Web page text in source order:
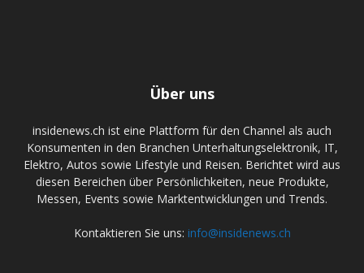
Über uns
insidenews.ch ist eine Plattform für den Channel als auch
Konsumenten in den Branchen Unterhaltungselektronik, IT,
Elektro, Autos sowie Lifestyle und Reisen. Berichtet wird aus
diesen Bereichen über Persönlichkeiten, neue Produkte,
Messen, Events sowie Marktentwicklungen und Trends.
Kontaktieren Sie uns: info@insidenews.ch